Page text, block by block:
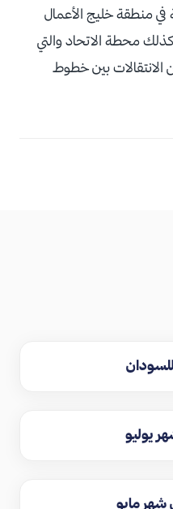
منطقة خليج الأعمال
كذلك محطة الاتحاد والتي
الانتقالات بين خطوط